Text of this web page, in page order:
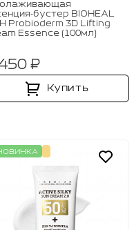
BIOHEAL
Probioderm 3D Lifting
Essence (100мл)
₽
Купить